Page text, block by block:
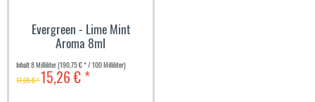
Evergreen - Lime Mint
Aroma 8ml
Inhalt8 Milliliter(190,75 € * / 100 Milliliter)
17,95 € *15,26 € *